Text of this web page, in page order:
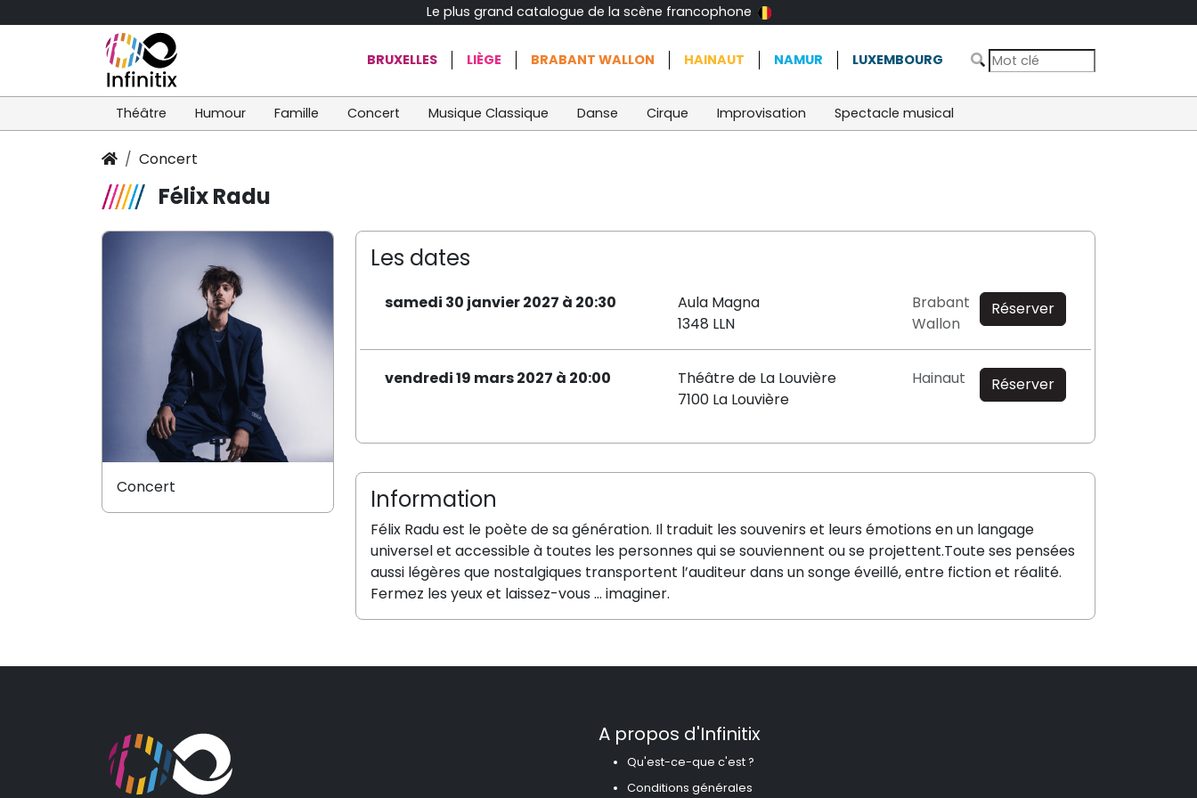
Le plus grand catalogue de la scène francophone
BRUXELLES LIÈGE BRABANT WALLON HAINAUT NAMUR LUXEMBOURG
Théâtre Humour Famille Concert Musique Classique Danse Cirque Improvisation Spectacle musical
Concert
Félix Radu
Les dates
samedi 30 janvier 2027 à 20:30
Aula Magna
1348 LLN
Brabant
Wallon
Réserver
vendredi 19 mars 2027 à 20:00
Théâtre de La Louvière
7100 La Louvière
Hainaut Réserver
Information
Félix Radu est le poète de sa génération. Il traduit les souvenirs et leurs émotions en un langage
universel et accessible à toutes les personnes qui se souviennent ou se projettent.Toute ses pensées
aussi légères que nostalgiques transportent l’auditeur dans un songe éveillé, entre fiction et réalité.
Fermez les yeux et laissez-vous … imaginer.
Concert
A propos d'Infinitix
Qu'est-ce-que c'est ?
Conditions générales